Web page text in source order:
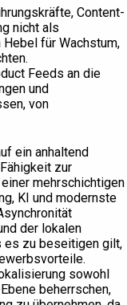
Content-
nicht als
für Wachstum,
Feeds an die
und
von
ein anhaltend
zur
mehrschichtigen
KI und modernste
der lokalen
es zu beseitigen gilt,
sowohl
beherrschen,